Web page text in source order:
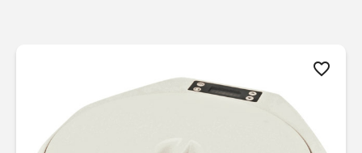
favorite_border